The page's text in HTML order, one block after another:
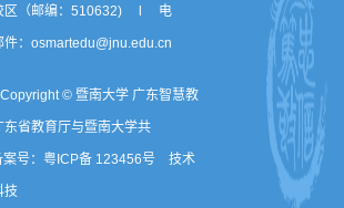
区（邮编：510632) l 电
osmartedu@jnu.edu.cn
© 暨南大学 广东智慧教
东省教育厅与暨南大学共
号：粤ICP备 123456号 技术
技